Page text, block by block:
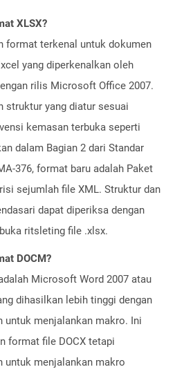
XLSX?
format terkenal untuk dokumen
yang diperkenalkan oleh
rilis Microsoft Office 2007.
struktur yang diatur sesuai
kemasan terbuka seperti
dalam Bagian 2 dari Standar
376, format baru adalah Paket
sejumlah file XML. Struktur dan
dapat diperiksa dengan
ritsleting file .xlsx.
DOCM?
Microsoft Word 2007 atau
dihasilkan lebih tinggi dengan
untuk menjalankan makro. Ini
format file DOCX tetapi
untuk menjalankan makro